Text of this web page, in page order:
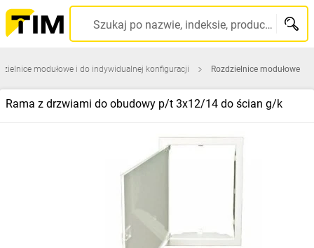
Szukaj po nazwie, indeksie, producencie, kodzie kreskowym...
modułowe i do indywidualnej konfiguracji Rozdzielnice modułowe
Rama z drzwiami do obudowy p/t 3x12/14 do ścian g/k